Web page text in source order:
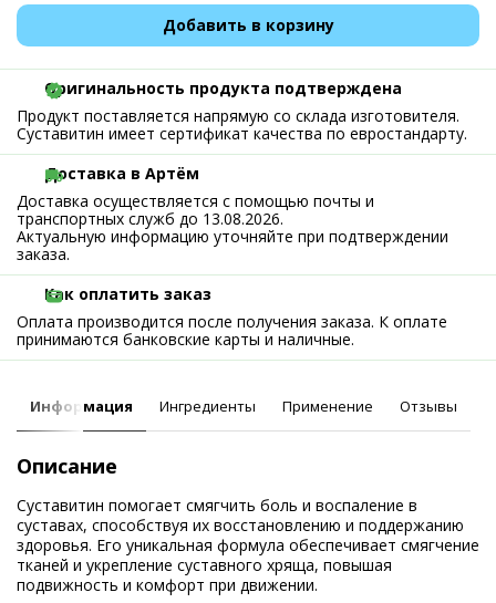
Добавить в корзину
Оригинальность продукта подтверждена
Продукт поставляется напрямую со склада изготовителя.
Суставитин имеет сертификат качества по евростандарту.
Доставка в Артём
Доставка осуществляется с помощью почты и
транспортных служб до 13.08.2026.
Актуальную информацию уточняйте при подтверждении
заказа.
Как оплатить заказ
Оплата производится после получения заказа. К оплате
принимаются банковские карты и наличные.
Информация Ингредиенты Применение Отзывы
Описание
Суставитин помогает смягчить боль и воспаление в
суставах, способствуя их восстановлению и поддержанию
здоровья. Его уникальная формула обеспечивает смягчение
тканей и укрепление суставного хряща, повышая
подвижность и комфорт при движении.